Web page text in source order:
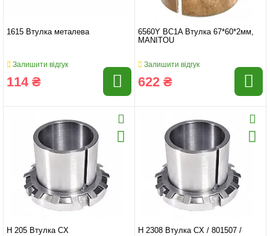
1615 Втулка металева
Залишити відгук
114 ₴
6560Y BC1A Втулка 67*60*2мм,
MANITOU
Залишити відгук
622 ₴
H 205 Втулка CX H 2308 Втулка CX / 801507 /